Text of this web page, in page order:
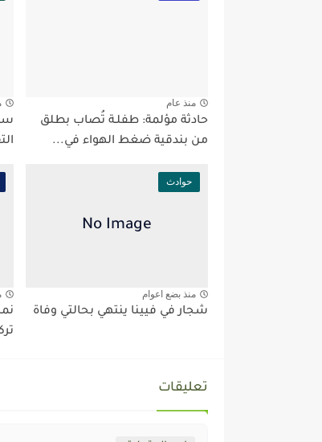
منذ عام
حادثة مؤلمة: طفلـة تُصاب بطلق
من بندقية ضغط الهواء في...
حوادث
منذ بضع اعوام
شجار في فيينا ينتهي بحالتي وفاة
تعليقات